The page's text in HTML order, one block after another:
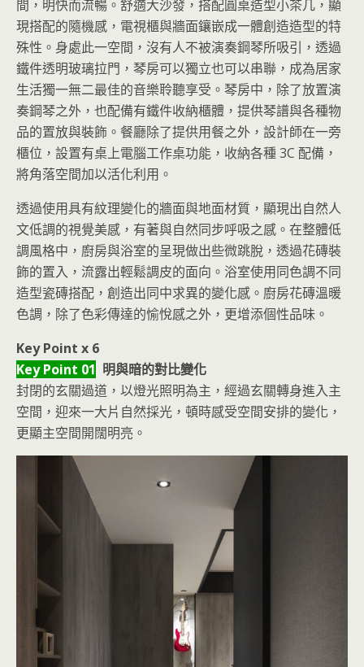
間，明快而流暢。舒適大沙發，搭配圓桌造型小茶几，顯
現搭配的隨機感，電視櫃與牆面鑲嵌成一體創造造型的特
殊性。身處此一空間，沒有人不被演奏鋼琴所吸引，透過
鐵件透明玻璃拉門，琴房可以獨立也可以串聯，成為居家
生活獨一無二最佳的音樂聆聽享受。琴房中，除了放置演
奏鋼琴之外，也配備有鐵件收納櫃體，提供琴譜與各種物
品的置放與裝飾。餐廳除了提供用餐之外，設計師在一旁
櫃位，設置有桌上電腦工作桌功能，收納各種 3C 配備，
將角落空間加以活化利用。
透過使用具有紋理變化的牆面與地面材質，顯現出自然人
文低調的視覺美感，有著與自然同步呼吸之感。在整體低
調風格中，廚房與浴室的呈現做出些微跳脫，透過花磚裝
飾的置入，流露出輕鬆調皮的面向。浴室使用同色調不同
造型瓷磚搭配，創造出同中求異的變化感。廚房花磚溫暖
色調，除了色彩傳達的愉悅感之外，更增添個性品味。
Key Point x 6
Key Point 01 明與暗的對比變化
封閉的玄關過道，以燈光照明為主，經過玄關轉身進入主
空間，迎來一大片自然採光，頓時感受空間安排的變化，
更顯主空間開闊明亮。